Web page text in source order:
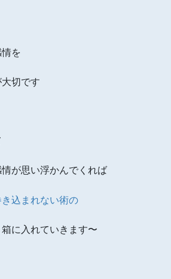
を
切です
が思い浮かんでくれば
込まれない術の
に入れていきます〜